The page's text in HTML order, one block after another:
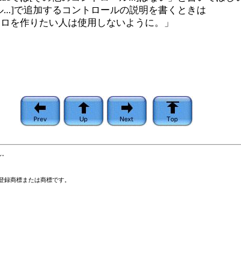
で追加するコントロールの説明を書くときは
を作りたい人は使用しないように。」
録商標または商標です。